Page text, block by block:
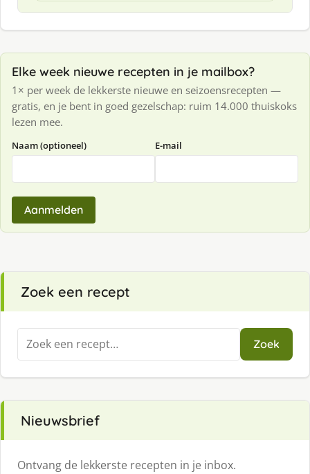
Elke week nieuwe recepten in je mailbox?
1× per week de lekkerste nieuwe en seizoensrecepten —
gratis, en je bent in goed gezelschap: ruim 14.000 thuiskoks
lezen mee.
Naam (optioneel) E-mail
Aanmelden
Zoek een recept
Zoeken
naar:
Zoek
Nieuwsbrief
Ontvang de lekkerste recepten in je inbox.